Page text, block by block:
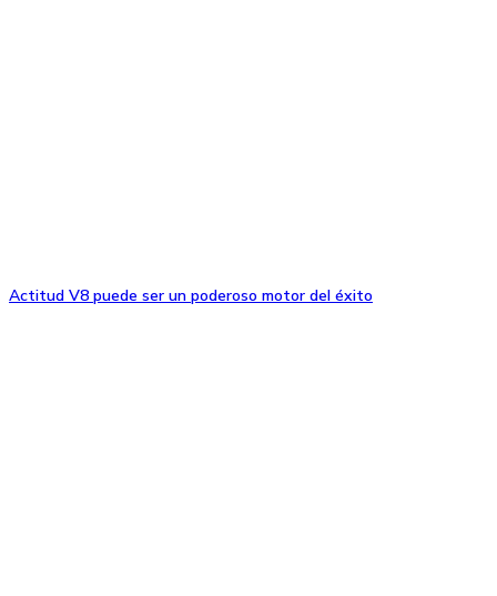
Actitud V8 puede ser un poderoso motor del éxito